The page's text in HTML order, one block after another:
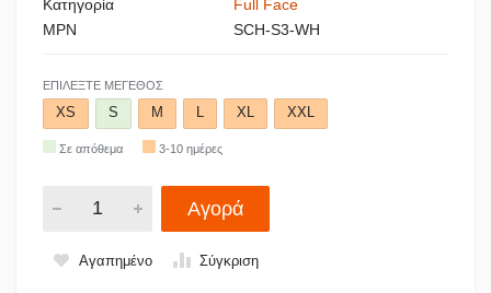
Κατηγορία
Full Face
MPN
SCH-S3-WH
ΕΠΙΛΈΞΤΕ ΜΈΓΕΘΟΣ
XS S M L XL XXL
Σε απόθεμα 3-10 ημέρες
Αγορά
Αγαπημένο Σύγκριση